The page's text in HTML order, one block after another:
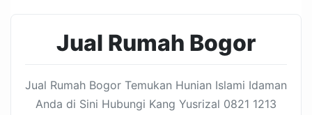
Jual Rumah Bogor
Jual Rumah Bogor Temukan Hunian Islami Idaman
Anda di Sini Hubungi Kang Yusrizal 0821 1213